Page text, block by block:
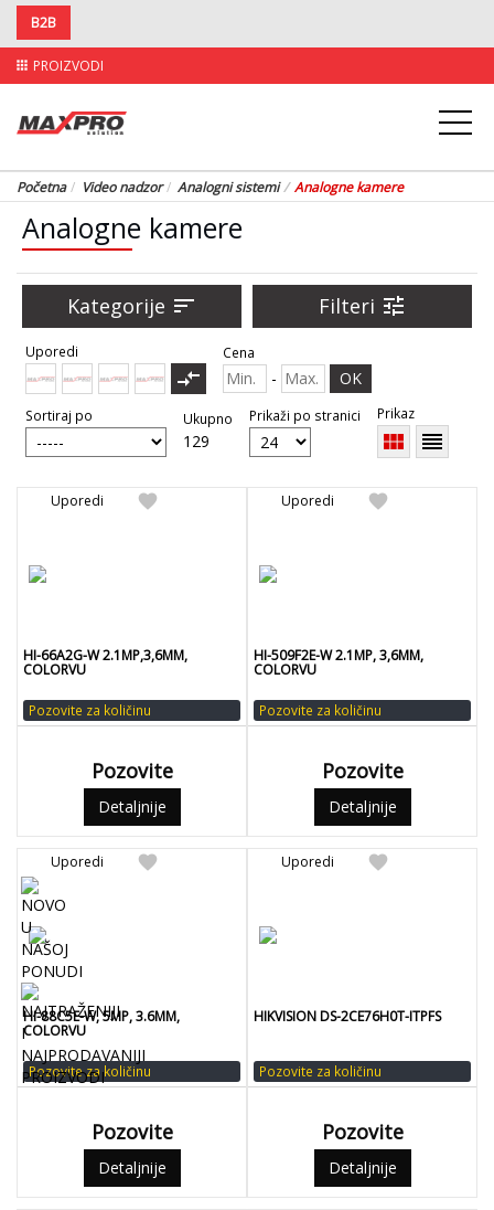
B2B
apps PROIZVODI
Početna Video nadzor Analogni sistemi Analogne kamere
Analogne kamere
Kategorije sort Filteri tune
Uporedi
compare_arrows
Cena
- OK
Sortiraj po Ukupno
129
Prikaži po stranici Prikaz
view_module reorder
favorite
Uporedi
HI-66A2G-W 2.1MP,3,6MM,
COLORVU
Pozovite za količinu
Pozovite
Detaljnije
favorite
Uporedi
HI-509F2E-W 2.1MP, 3,6MM,
COLORVU
Pozovite za količinu
Pozovite
Detaljnije
favorite
Uporedi
HI-88C5E-W, 5MP, 3.6MM,
COLORVU
Pozovite za količinu
Pozovite
Detaljnije
favorite
Uporedi
HIKVISION DS-2CE76H0T-ITPFS
Pozovite za količinu
Pozovite
Detaljnije